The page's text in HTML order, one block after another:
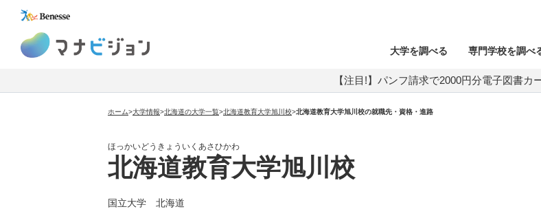
大学を調べる 専門学校を調べ
【注目!】パンフ請求で2000円分電子図書カ
ホーム>大学情報>北海道の大学一覧>北海道教育大学旭川校>北海道教育大学旭川校の就職先・資格・進路
ほっかいどうきょういくあさひかわ
北海道教育大学旭川校
国立大学 北海道